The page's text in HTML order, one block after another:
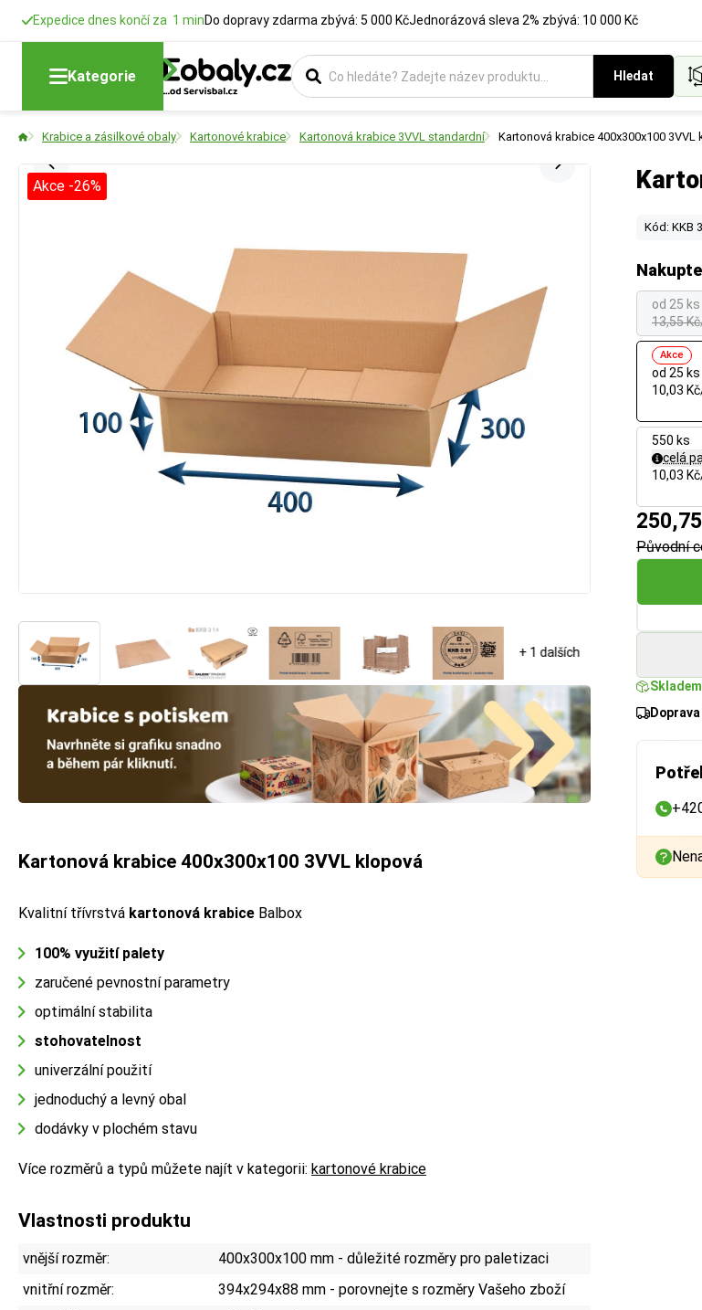
Expedice dnes končí za 1 minDo dopravy zdarma zbývá: 5 000 KčJednorázová sleva 2% zbývá: 10 000 Kč
Kategorie Hledat
Krabice a zásilkové obaly Kartonové krabice Kartonová krabice 3VVL standardní Kartonová krabice 400x300x100 3VVL
Kód: KKB
od 25 ks
13,55
od 25 ks
Akce
10,03
550 ks
celá
10,03
Původní
Akce -26%
+ 1 dalších
Kartonová krabice 400x300x100 3VVL klopová
Kvalitní třívrstvá kartonová krabice Balbox
100% využití palety
zaručené pevnostní parametry
optimální stabilita
stohovatelnost
univerzální použití
jednoduchý a levný obal
dodávky v plochém stavu
Více rozměrů a typů můžete najít v kategorii: kartonové krabice
Vlastnosti produktu
vnější rozměr:
400x300x100 mm - důležité rozměry pro paletizaci
vnitřní rozměr:
394x294x88 mm - porovnejte s rozměry Vašeho zboží